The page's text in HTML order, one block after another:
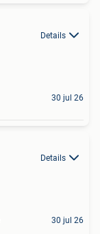
Details
30 jul 26
Details
30 jul 26